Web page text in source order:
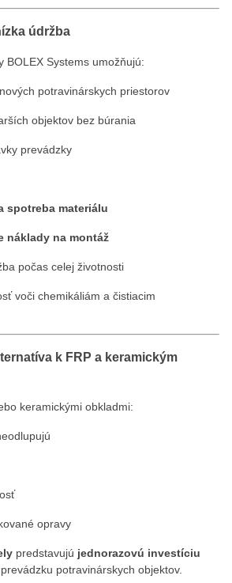
údržba
BOLEX Systems umožňujú:
potravinárskych priestorov
objektov bez búrania
prevádzky
spotreba materiálu
náklady na montáž
počas celej životnosti
voči chemikáliám a čistiacim
k FRP a keramickým
keramickými obkladmi:
opravy
predstavujú jednorazovú investíciu
potravinárskych objektov.